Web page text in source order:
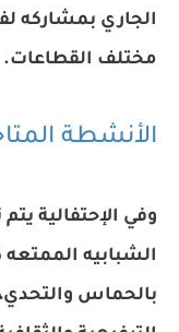
الجاري بمشاركه
مختلف القطاعات.
الأنشطة
وفي الإحتفالية
الشبابيه
بالحماس